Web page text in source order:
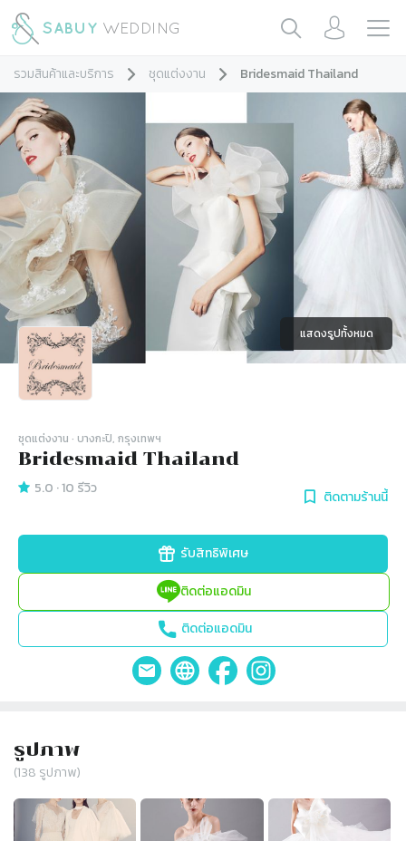
รวมสินค้าและบริการ ชุดแต่งงาน Bridesmaid Thailand
แสดงรูปทั้งหมด
ชุดแต่งงาน · บางกะปิ, กรุงเทพฯ
Bridesmaid Thailand
5.0 ·10 รีวิว ติดตามร้านนี้
รับสิทธิพิเศษ
ติดต่อแอดมิน
ติดต่อแอดมิน
รูปภาพ
(138 รูปภาพ)